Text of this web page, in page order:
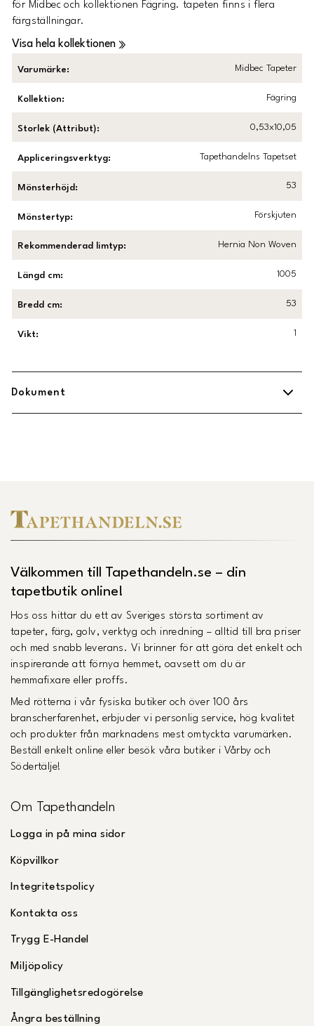
för Midbec och kollektionen Fägring. tapeten finns i flera
färgställningar.
Visa hela kollektionen
Varumärke: Midbec Tapeter
Kollektion: Fägring
Storlek (Attribut): 0,53x10,05
Appliceringsverktyg: Tapethandelns Tapetset
Mönsterhöjd : 53
Mönstertyp: Förskjuten
Rekommenderad limtyp: Hernia Non Woven
Längd cm: 1005
Bredd cm: 53
Vikt: 1
Dokument
Välkommen till Tapethandeln.se – din
tapetbutik online!
Hos oss hittar du ett av Sveriges största sortiment av
tapeter, färg, golv, verktyg och inredning – alltid till bra priser
och med snabb leverans. Vi brinner för att göra det enkelt och
inspirerande att förnya hemmet, oavsett om du är
hemmafixare eller proffs.
Med rötterna i vår fysiska butiker och över 100 års
branscherfarenhet, erbjuder vi personlig service, hög kvalitet
och produkter från marknadens mest omtyckta varumärken.
Beställ enkelt online eller besök våra butiker i Vårby och
Södertälje!
Om Tapethandeln
Logga in på mina sidor
Köpvillkor
Integritetspolicy
Kontakta oss
Trygg E-Handel
Miljöpolicy
Tillgänglighetsredogörelse
Ångra beställning